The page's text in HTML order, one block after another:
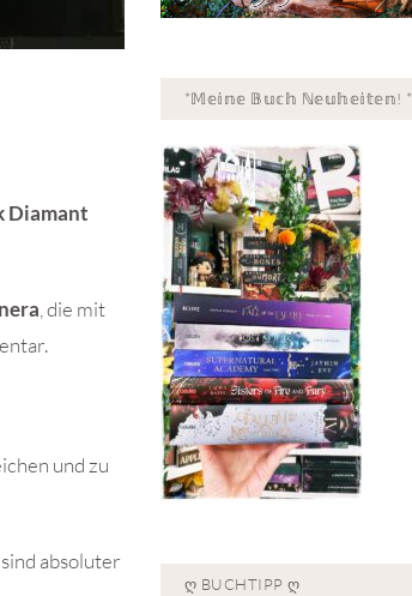
Diamant
, die mit
und zu
absoluter
*𝕄𝕖𝕚𝕟𝕖 𝔹𝕦𝕔𝕙 ℕ𝕖𝕦𝕙𝕖𝕚𝕥𝕖𝕟! *
Ღ BUCHTIPP Ღ